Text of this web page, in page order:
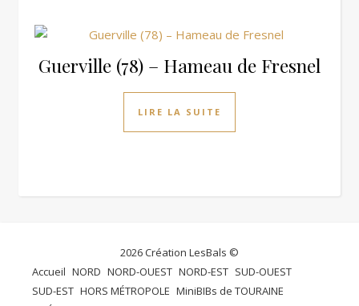
Guerville (78) – Hameau de Fresnel
LIRE LA SUITE
2026 Création LesBals ©
Accueil NORD NORD-OUEST NORD-EST SUD-OUEST
SUD-EST HORS MÉTROPOLE MiniBIBs de TOURAINE